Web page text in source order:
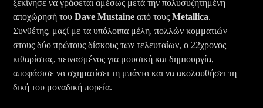
ξεκίνησε να γράφεται αμέσως μετά την πολυσυζητημένη
αποχώρησή τουDave Mustaine από τουςMetallica.
Συνθέτης, μαζί με τα υπόλοιπα μέλη, πολλών κομματιών
στους δύο πρώτους δίσκους των τελευταίων, ο 22χρονος
κιθαρίστας, πεινασμένος για μουσική και δημιουργία,
αποφάσισε να σχηματίσει τη μπάντα και να ακολουθήσει τη
δική του μοναδική πορεία.